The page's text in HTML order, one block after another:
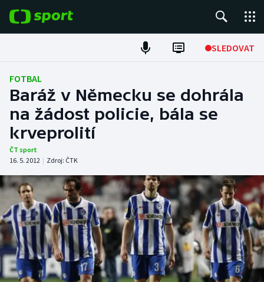
SLEDOVAT
Fotbal
Hokej
Tenis
Atletika
Cyklistika
DALŠÍ SPORTY
Americký fotbal
Baseball a softbal
NEPŘEHLÉDNĚTE
Soutěže
FOTBAL
Baráž v Německu se dohrála
na žádost policie, bála se
krveprolití
ČT sport
16. 5. 2012 | Zdroj: ČTK